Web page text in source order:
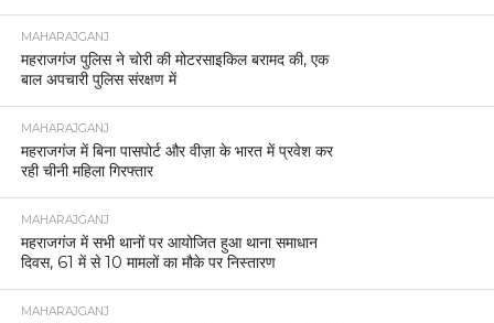
MAHARAJGANJ
महराजगंज पुलिस ने चोरी की मोटरसाइकिल बरामद की, एक
बाल अपचारी पुलिस संरक्षण में
MAHARAJGANJ
महराजगंज में बिना पासपोर्ट और वीज़ा के भारत में प्रवेश कर
रही चीनी महिला गिरफ्तार
MAHARAJGANJ
महराजगंज में सभी थानों पर आयोजित हुआ थाना समाधान
दिवस, 61 में से 10 मामलों का मौके पर निस्तारण
MAHARAJGANJ